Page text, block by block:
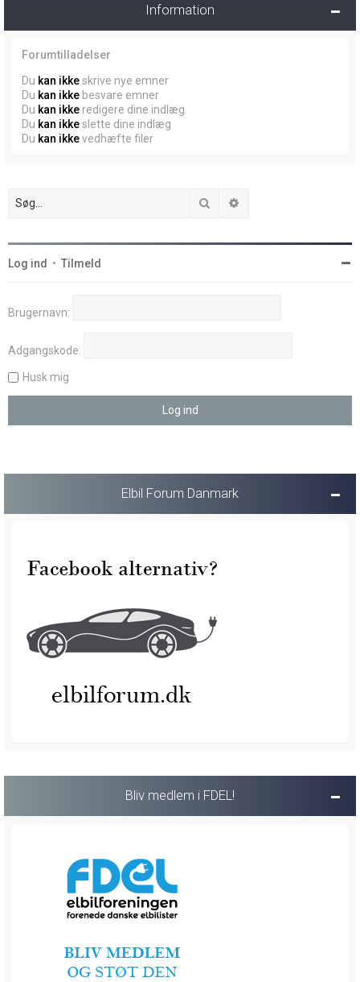
Information
Forumtilladelser
Du kan ikkeskrive nye emner
Du kan ikke besvare emner
Du kan ikke redigere dine indlæg
Du kan ikkeslette dine indlæg
Du kan ikkevedhæfte filer
Søg
Log ind • Tilmeld
Brugernavn:
Adgangskode:
Husk mig
Elbil Forum Danmark
Bliv medlem i FDEL!